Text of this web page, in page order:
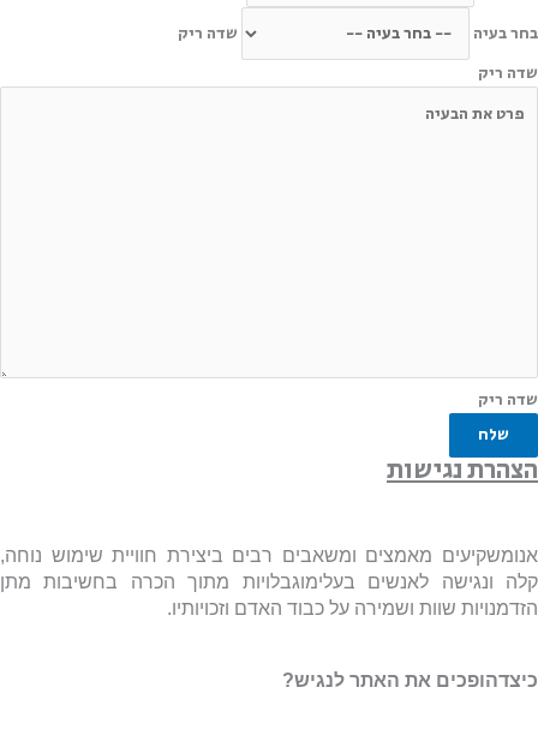
בחר בעיה
שדה ריק
שדה ריק
שדה ריק
שלח
הצהרת נגישות
אנומשקיעים מאמצים ומשאבים רבים ביצירת חוויית שימוש נוחה,
קלה ונגישה לאנשים בעלימוגבלויות מתוך הכרה בחשיבות מתן
הזדמנויות שוות ושמירה על כבוד האדם וזכויותיו.
כיצדהופכים את האתר לנגיש?